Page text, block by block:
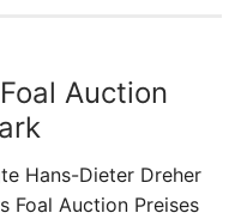
Auction
Hans-Dieter Dreher
Foal Auction Preises